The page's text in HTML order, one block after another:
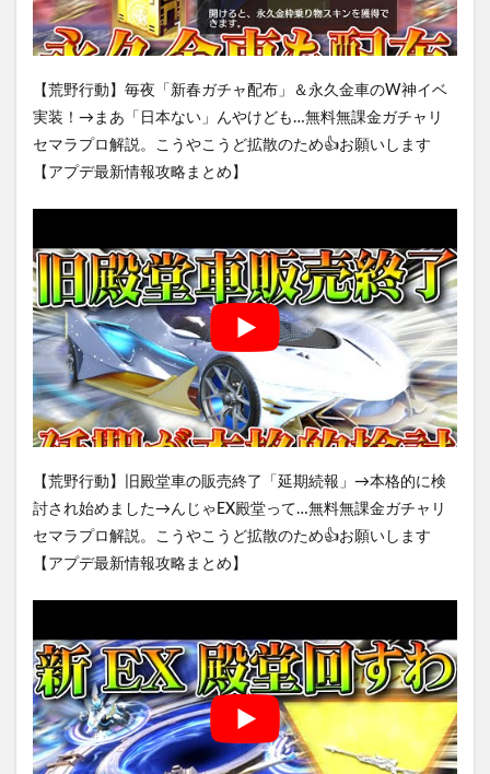
【荒野行動】毎夜「新春ガチャ配布」＆永久金車のW神イベ
実装！→まあ「日本ない」んやけども…無料無課金ガチャリ
セマラプロ解説。こうやこうど拡散のため👍お願いします
【アプデ最新情報攻略まとめ】
【荒野行動】旧殿堂車の販売終了「延期続報」→本格的に検
討され始めました→んじゃEX殿堂って…無料無課金ガチャリ
セマラプロ解説。こうやこうど拡散のため👍お願いします
【アプデ最新情報攻略まとめ】